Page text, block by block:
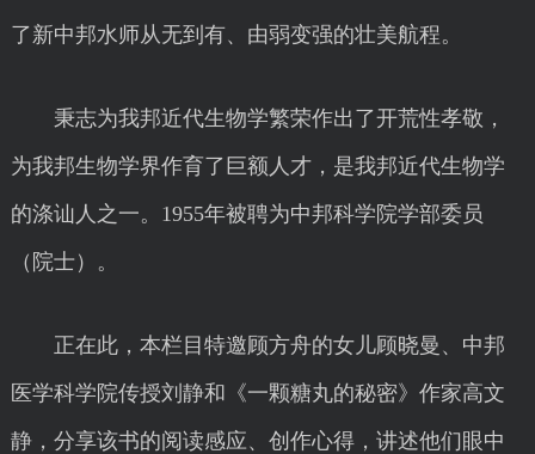
了新中邦水师从无到有、由弱变强的壮美航程。
秉志为我邦近代生物学繁荣作出了开荒性孝敬，
为我邦生物学界作育了巨额人才，是我邦近代生物学
的涤讪人之一。1955年被聘为中邦科学院学部委员
（院士）。
正在此，本栏目特邀顾方舟的女儿顾晓曼、中邦
医学科学院传授刘静和《一颗糖丸的秘密》作家高文
静，分享该书的阅读感应、创作心得，讲述他们眼中